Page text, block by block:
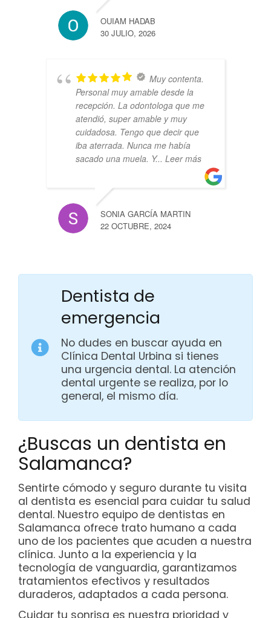
OUIAM HADAB
30 JULIO, 2026
Muy contenta.
Personal muy amable desde la
recepción. La odontologa que me
atendió, super amable y muy
cuidadosa. Tengo que decir que
iba aterrada. Nunca me había
sacado una muela. Y... Leer más
SONIA GARCÍA MARTIN
22 OCTUBRE, 2024
Dentista de
emergencia
No dudes en buscar ayuda en
Clínica Dental Urbina si tienes
una urgencia dental. La atención
dental urgente se realiza, por lo
general, el mismo día.
¿Buscas un dentista en
Salamanca?
Sentirte cómodo y seguro durante tu visita
al dentista es esencial para cuidar tu salud
dental. Nuestro equipo de dentistas en
Salamanca ofrece trato humano a cada
uno de los pacientes que acuden a nuestra
clínica. Junto a la experiencia y la
tecnología de vanguardia, garantizamos
tratamientos efectivos y resultados
duraderos, adaptados a cada persona.
Cuidar tu sonrisa es nuestra prioridad y